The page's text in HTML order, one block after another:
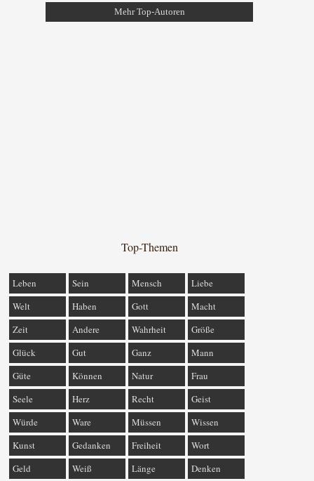
Mehr Top-Autoren
Top-Themen
Leben Sein Mensch
Liebe
Welt
Haben Gott
Macht
Zeit
Andere Wahrheit
Größe
Glück
Gut Ganz
Mann
Güte
Können Natur
Frau
Seele
Herz Recht
Geist
Würde
Ware Müssen
Wissen
Kunst
Gedanken Freiheit
Wort
Geld
Weiß Länge Denken